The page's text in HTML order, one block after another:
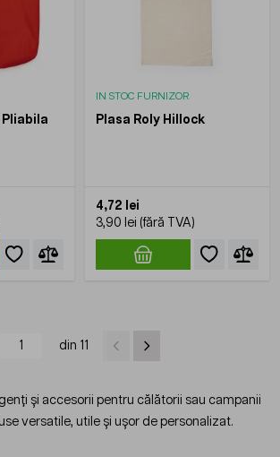
Pliabila
IN STOC FURNIZOR
Plasa Roly Hillock
4,72 lei
3,90 lei
din 11
și accesorii pentru călătorii sau campanii
versatile, utile și ușor de personalizat.